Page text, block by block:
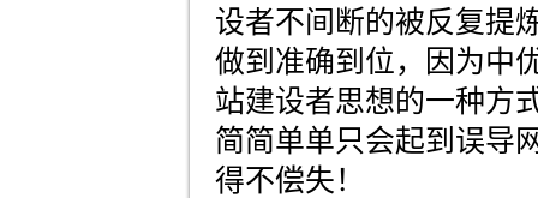
设者不间断的被反复提
做到准确到位，因为中
站建设者思想的一种方
简简单单只会起到误导
得不偿失！